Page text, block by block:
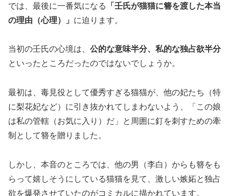
では、最後に一番気になる
「壬氏が猫猫に簪を渡した本当
の理由（心理）」 に迫ります。
当初の壬氏の心境は、 公的な意味半分、私的な独占欲半分
といったところだったのではないでしょうか。
最初は、毒見役として優秀すぎる猫猫が、他の妃たち（特
に梨花妃など）に引き抜かれてしまわないよう、「この娘
は私の管轄（お気に入り）だ」と周囲に釘を刺すための牽
制として簪を贈りました。
しかし、本音のところでは、他の男（李白）からも簪をも
らって嬉しそうにしている猫猫を見て、激しい嫉妬と独占
欲を爆発させていたのがコミカルに描かれています。